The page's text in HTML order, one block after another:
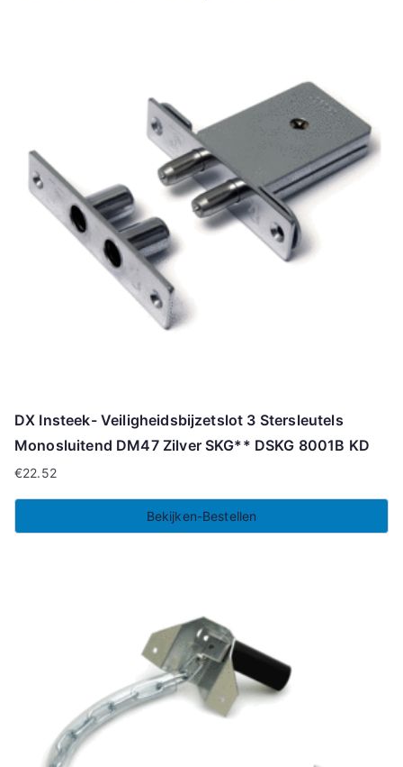
DX Insteek- Veiligheidsbijzetslot 3 Stersleutels
Monosluitend DM47 Zilver SKG** DSKG 8001B KD
€22.52
Bekijken-Bestellen